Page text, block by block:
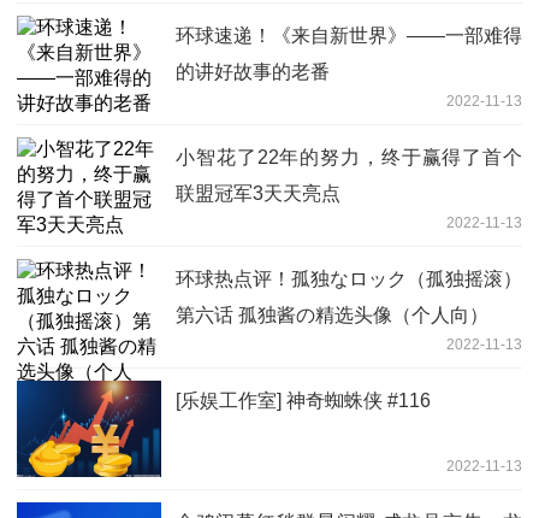
环球速递！《来自新世界》——一部难得
的讲好故事的老番
2022-11-13
小智花了22年的努力，终于赢得了首个
联盟冠军3天天亮点
2022-11-13
环球热点评！孤独なロック（孤独摇滚）
第六话 孤独酱の精选头像（个人向）
2022-11-13
[乐娱工作室] 神奇蜘蛛侠 #116
2022-11-13